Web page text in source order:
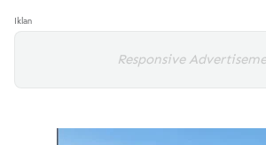
Iklan
Responsive